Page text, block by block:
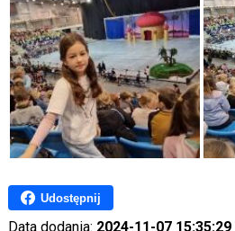
Udostępnij
Data dodania: 2024-11-07 15:35:29